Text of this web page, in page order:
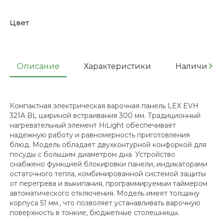
Цвет
Описание Характеристики Наличие
Компактная электрическая варочная панель LEX EVH
321A BL шириной встраивания 300 мм. Традиционный
нагревательный элемент HiLight обеспечивает
надежную работу и равномерность приготовления
блюд. Модель обладает двухконтурной конфоркой для
посуды с большим диаметром дна. Устройство
снабжено функцией блокировки панели, индикаторами
остаточного тепла, комбинированной системой защиты
от перегрева и выкипания, программируемым таймером
автоматического отключения. Модель имеет толщину
корпуса 51 мм., что позволяет устанавливать варочную
поверхность в тонкие, бюджетные столешницы.